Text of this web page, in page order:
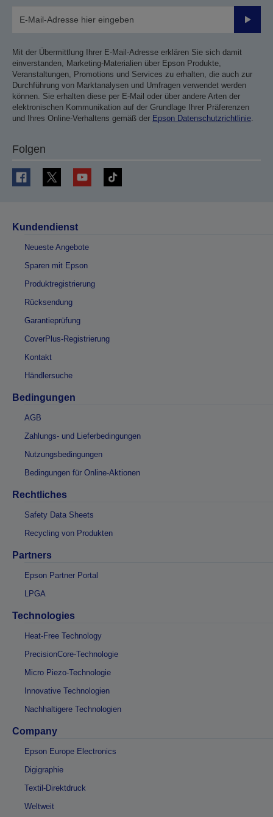
Mit der Übermittlung Ihrer E-Mail-Adresse erklären Sie sich damit
einverstanden, Marketing-Materialien über Epson Produkte,
Veranstaltungen, Promotions und Services zu erhalten, die auch zur
Durchführung von Marktanalysen und Umfragen verwendet werden
können. Sie erhalten diese per E-Mail oder über andere Arten der
elektronischen Kommunikation auf der Grundlage Ihrer Präferenzen
und Ihres Online-Verhaltens gemäß der Epson Datenschutzrichtlinie.
Folgen
Kundendienst
Neueste Angebote
Sparen mit Epson
Produktregistrierung
Rücksendung
Garantieprüfung
CoverPlus-Registrierung
Kontakt
Händlersuche
Bedingungen
AGB
Zahlungs- und Lieferbedingungen
Nutzungsbedingungen
Bedingungen für Online-Aktionen
Rechtliches
Safety Data Sheets
Recycling von Produkten
Partners
Epson Partner Portal
LPGA
Technologies
Heat-Free Technology
PrecisionCore-Technologie
Micro Piezo-Technologie
Innovative Technologien
Nachhaltigere Technologien
Company
Epson Europe Electronics
Digigraphie
Textil-Direktdruck
Weltweit